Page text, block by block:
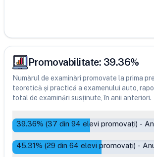
Promovabilitate: 39.36%
Numărul de examinări promovate la prima
teoretică și practică a examenului auto,
total de examinări susținute, în anii anteriori.
39.36% (37 din 94 elevi promovați) -
45.31% (29 din 64 elevi promovați) -